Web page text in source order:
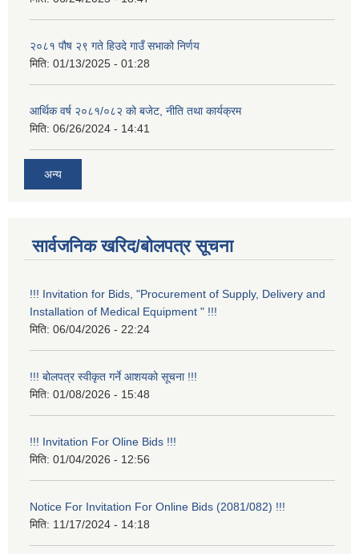
२०८१ पौष २९ गते हिउदे गाउँ सभाको निर्णय
मिति: 01/13/2025 - 01:28
आर्थिक वर्ष २०८१/०८२ को बजेट, नीति तथा कार्यक्रम
मिति: 06/26/2024 - 14:41
अन्य
सार्वजनिक खरिद/बोलपत्र सूचना
!!! Invitation for Bids, "Procurement of Supply, Delivery and
Installation of Medical Equipment " !!!
मिति: 06/04/2026 - 22:24
!!! बोलपत्र स्वीकृत गर्ने आशयको सूचना !!!
मिति: 01/08/2026 - 15:48
!!! Invitation For Oline Bids !!!
मिति: 01/04/2026 - 12:56
Notice For Invitation For Online Bids (2081/082) !!!
मिति: 11/17/2024 - 14:18